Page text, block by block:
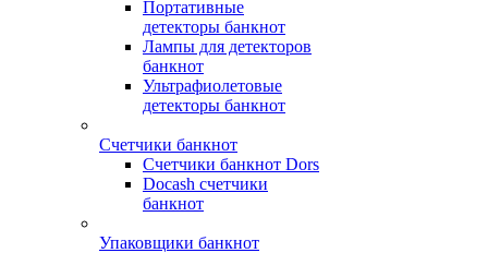
Портативные
детекторы банкнот
Лампы для детекторов
банкнот
Ультрафиолетовые
детекторы банкнот
Счетчики банкнот
Счетчики банкнот Dors
Docash счетчики
банкнот
Упаковщики банкнот